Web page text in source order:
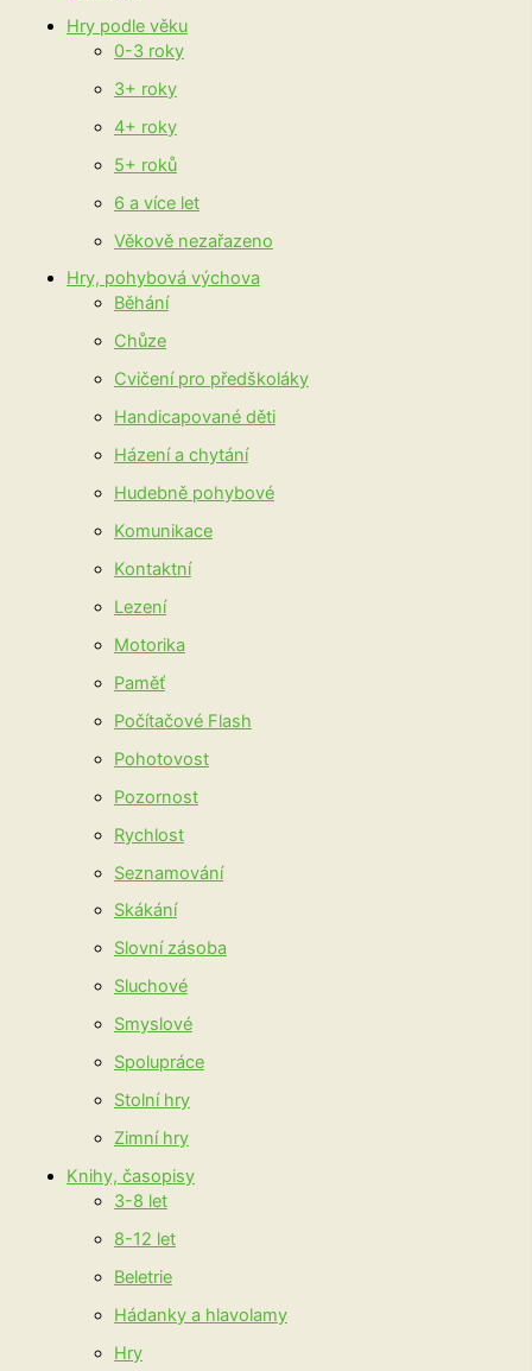
Hry podle věku
0-3 roky
3+ roky
4+ roky
5+ roků
6 a více let
Věkově nezařazeno
Hry, pohybová výchova
Běhání
Chůze
Cvičení pro předškoláky
Handicapované děti
Házení a chytání
Hudebně pohybové
Komunikace
Kontaktní
Lezení
Motorika
Paměť
Počítačové Flash
Pohotovost
Pozornost
Rychlost
Seznamování
Skákání
Slovní zásoba
Sluchové
Smyslové
Spolupráce
Stolní hry
Zimní hry
Knihy, časopisy
3-8 let
8-12 let
Beletrie
Hádanky a hlavolamy
Hry